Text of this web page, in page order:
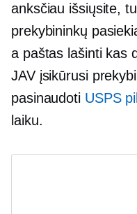
anksčiau išsiųsite,
prekybininkų
a paštas lašinti kas
JAV įsikūrusi
pasinaudoti USPS
laiku.